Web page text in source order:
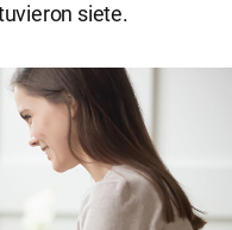
siete.